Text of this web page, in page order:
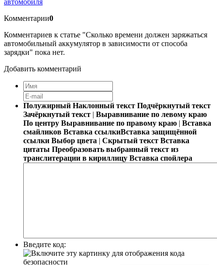
Комментарии0
Комментариев к статье "Сколько времени должен заряжаться
автомобильный аккумулятор в зависимости от способа
зарядки" пока нет.
Добавить комментарий
Полужирный Наклонный текст Подчёркнутый текст
Зачёркнутый текст | Выравнивание по левому краю
По центру Выравнивание по правому краю | Вставка
смайликов Вставка ссылкиВставка защищённой
ссылки Выбор цвета | Скрытый текст Вставка
цитаты Преобразовать выбранный текст из
транслитерации в кириллицу Вставка спойлера
Введите код: